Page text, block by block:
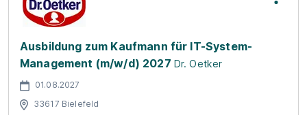
Ausbildung zum Kaufmann für IT-System-
Management (m/w/d) 2027 Dr. Oetker
01.08.2027
33617 Bielefeld